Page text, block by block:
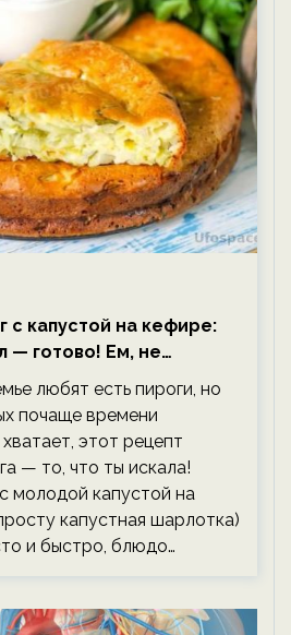
с капустой на кефире:
— готово! Ем, не
любят есть пироги, но
почаще времени
этот рецепт
— то, что ты искала!
молодой капустой на
капустная шарлотка)
и быстро, блюдо…